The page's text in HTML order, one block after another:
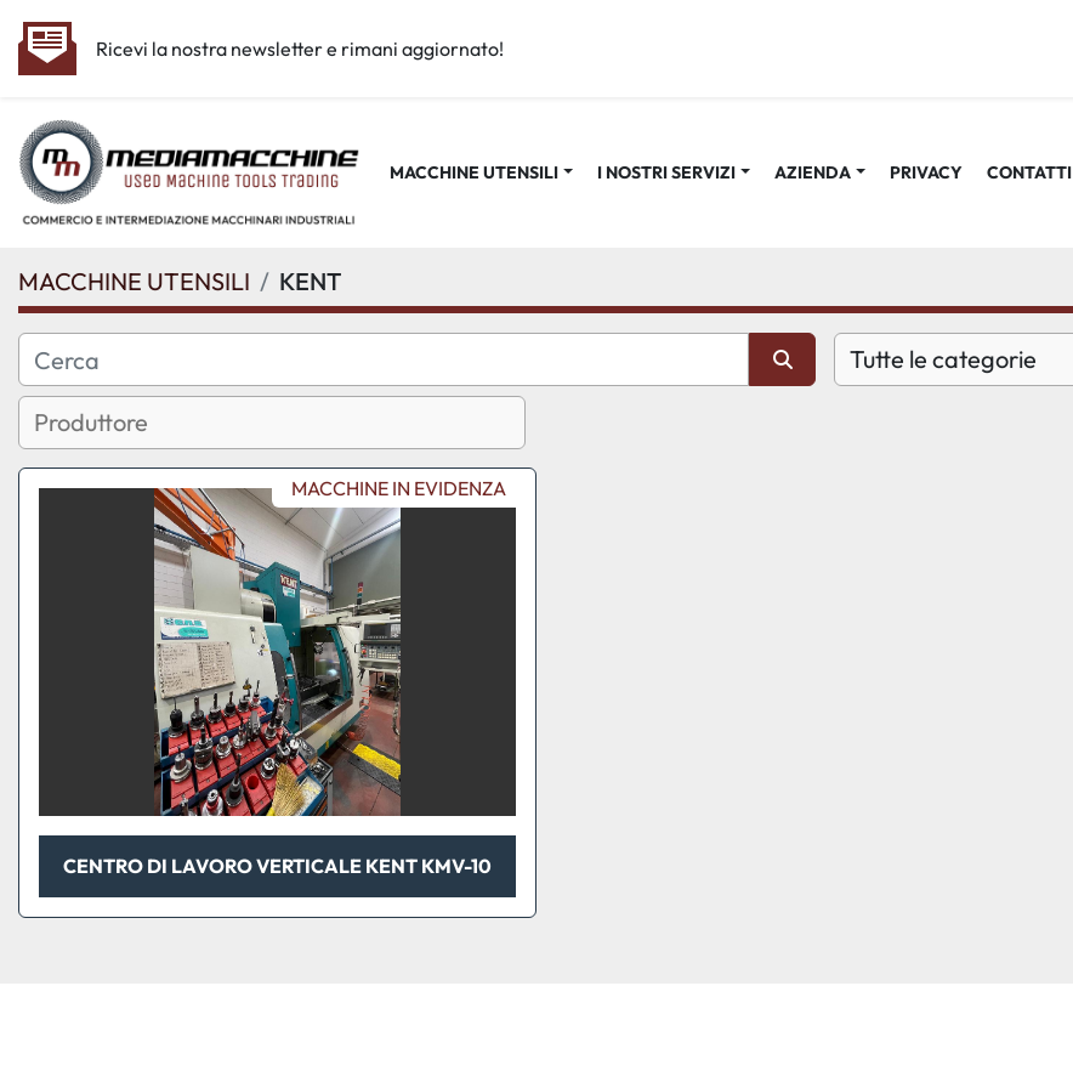
Ricevi la nostra newsletter e rimani aggiornato!
MACCHINE UTENSILI I NOSTRI SERVIZI AZIENDA PRIVACY CONTATTI
MACCHINE UTENSILI KENT
Tutte le categorie
MACCHINE IN EVIDENZA
CENTRO DI LAVORO VERTICALE KENT KMV-10